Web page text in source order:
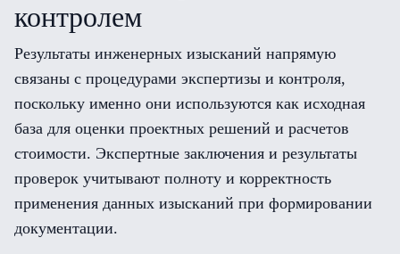
контролем
Результаты инженерных изысканий напрямую
связаны с процедурами экспертизы и контроля,
поскольку именно они используются как исходная
база для оценки проектных решений и расчетов
стоимости. Экспертные заключения и результаты
проверок учитывают полноту и корректность
применения данных изысканий при формировании
документации.